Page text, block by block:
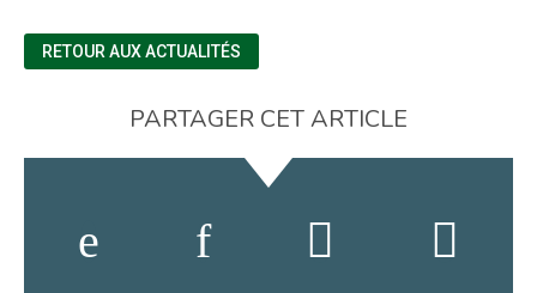
RETOUR AUX ACTUALITÉS
PARTAGER CET ARTICLE